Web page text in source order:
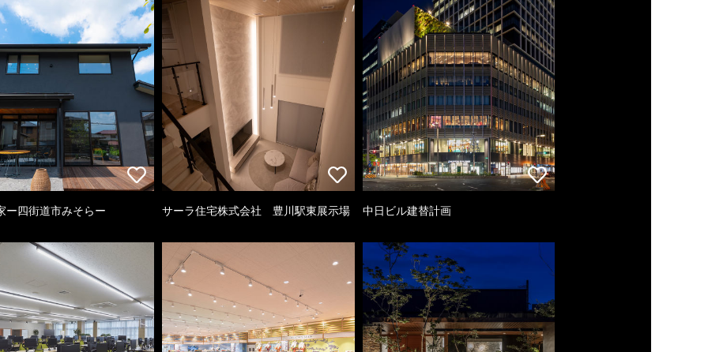
ー四街道市みそらー サーラ住宅株式会社 豊川駅東展示場 中日ビル建替計画